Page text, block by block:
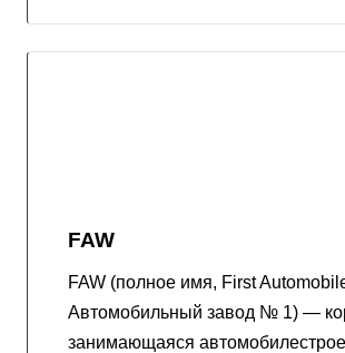
FAW
FAW (полное имя, First
Автомобильный завод № 1) —
занимающаяся